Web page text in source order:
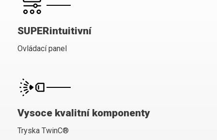
SUPERintuitivní
Ovládací panel
Vysoce kvalitní komponenty
Tryska TwinC®